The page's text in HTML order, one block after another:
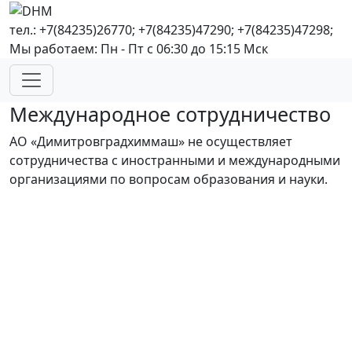
тел.: +7(84235)26770; +7(84235)47290; +7(84235)47298;
Мы работаем: Пн - Пт с 06:30 до 15:15 Мск
Международное сотрудничество
АО «Димитровградхиммаш» не осуществляет
сотрудничества с иностранными и международными
организациями по вопросам образования и науки.